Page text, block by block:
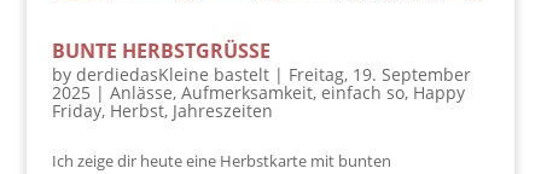
BUNTE HERBSTGRÜSSE
by derdiedasKleine bastelt| Freitag, 19. September
2025 | Anlässe, Aufmerksamkeit, einfach so, Happy
Friday, Herbst, Jahreszeiten
Ich zeige dir heute eine Herbstkarte mit bunten